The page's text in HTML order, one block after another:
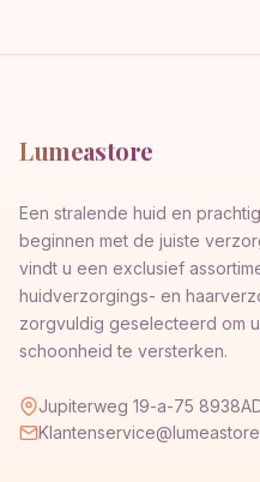
Lumeastore
Een stralende huid en
beginnen met de juiste
vindt u een exclusief
huidverzorgings- en
zorgvuldig geselecteerd om
schoonheid te versterken.
Jupiterweg 19-a-75